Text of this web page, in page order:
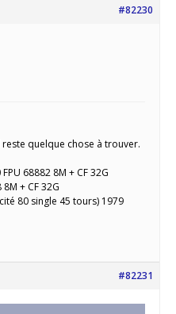
#82230
quelque chose à trouver.
68882 8M + CF 32G
+ CF 32G
80 single 45 tours) 1979
#82231